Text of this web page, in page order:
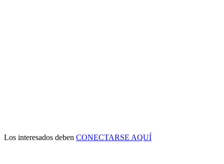
Los interesados deben CONECTARSE AQUÍ